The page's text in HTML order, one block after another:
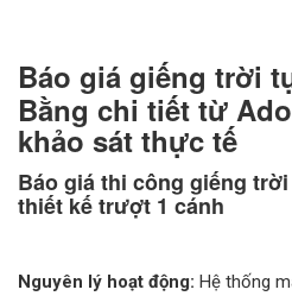
Báo giá giếng trời
Bằng chi tiết từ
khảo sát thực tế
Báo giá thi công giếng
thiết kế trượt 1 cánh
Nguyên lý hoạt động: Hệ thống